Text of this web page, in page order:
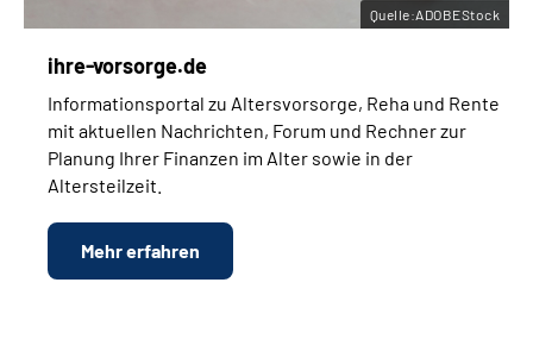
ihre-vorsorge.de
Informationsportal zu Altersvorsorge, Reha und Rente
mit aktuellen Nachrichten, Forum und Rechner zur
Planung Ihrer Finanzen im Alter sowie in der
Altersteilzeit.
Mehr erfahren
Quelle:ADOBEStock